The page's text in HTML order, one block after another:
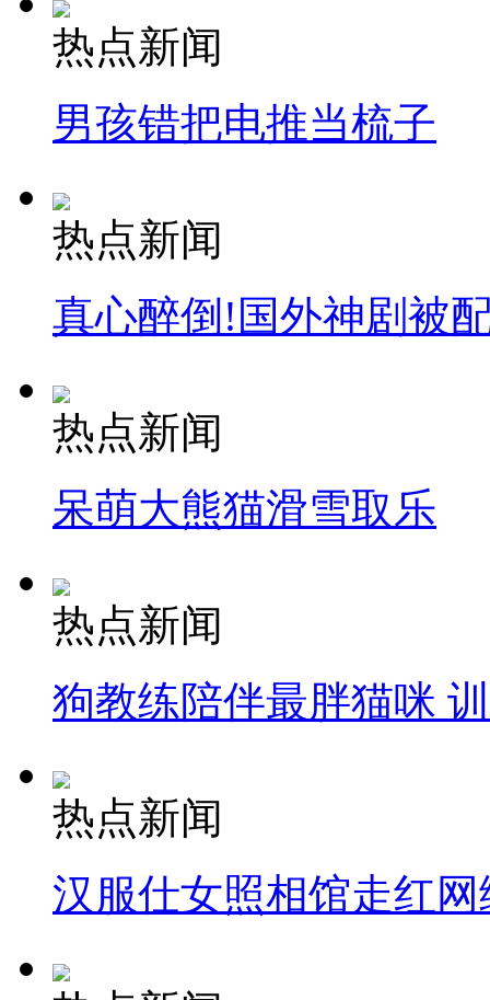
热点新闻
男孩错把电推当梳子
热点新闻
真心醉倒!国外神剧被
热点新闻
呆萌大熊猫滑雪取乐
热点新闻
狗教练陪伴最胖猫咪
热点新闻
汉服仕女照相馆走红网